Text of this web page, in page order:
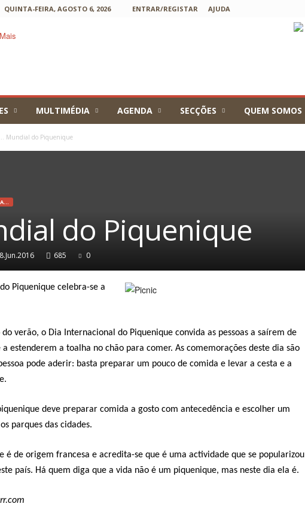
QUINTA-FEIRA, AGOSTO 6, 2026 ENTRAR/REGISTAR AJUDA
MULTIMÉDIA AGENDA SECÇÕES QUEM SOMOS
… Mundial do Piquenique
do Piquenique
685 0
Piquenique celebra-se a
verão, o Dia Internacional do Piquenique convida as pessoas a saírem de
estenderem a toalha no chão para comer. As comemorações deste dia são
pode aderir: basta preparar um pouco de comida e levar a cesta e a
deve preparar comida a gosto com antecedência e escolher um
parques das cidades.
é de origem francesa e acredita-se que é uma actividade que se popularizou
país. Há quem diga que a vida não é um piquenique, mas neste dia ela é.